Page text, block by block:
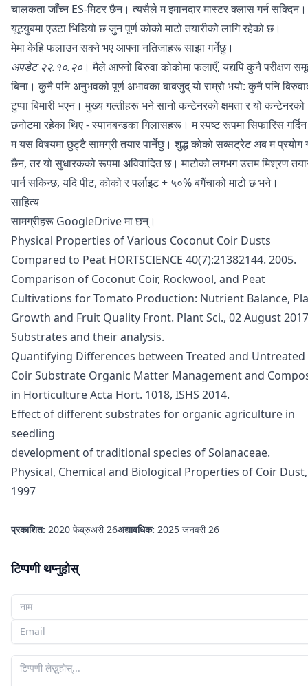
चालकता जाँच्न ES-मिटर छैन। त्यसैले म इमानदार मास्टर क्लास गर्न सक्दिन।
यूट्युबमा एउटा भिडियो छ जुन पूर्ण कोको माटो तयारीको लागि रहेको छ।
मेमा केहि फलाउन सक्ने भए आफ्ना नतिजाहरू साझा गर्नेछु।
अपडेट २२.१०.२० । मैले आफ्नो बिरुवा कोकोमा फलाएँ, यद्यपि कुनै परीक्षण
बिना। कुनै पनि अनुभवको पूर्ण अभावका बाबजुद् यो राम्रो भयो: कुनै पनि
टुप्पा बिमारी भएन। मुख्य गल्तीहरू भने सानो कन्टेनरको क्षमता र यो कन्टेनरको
छनोटमा रहेका थिए - स्पानबन्डका गिलासहरू। म स्पष्ट रूपमा सिफारिस
म यस विषयमा छुट्टै सामग्री तयार पार्नेछु। शुद्ध कोको सब्सट्रेट अब म प्रयोग
छैन, तर यो सुधारकको रूपमा अविवादित छ। माटोको लगभगउत्तम मिश्रण
पार्न सकिन्छ, यदि पीट, कोको र पर्लाइट + ५०% बगैंचाको माटो छ भने।
साहित्य
सामग्रीहरू GoogleDriveमा छन्।
Physical Properties of Various Coconut Coir Dusts
Compared to Peat HORTSCIENCE 40(7):21382144. 2005.
Comparison of Coconut Coir, Rockwool, and Peat
Cultivations for Tomato Production: Nutrient Balance,
Growth and Fruit Quality Front. Plant Sci., 02 August
Substrates and their analysis.
Quantifying Differences between Treated and Untreated
Coir Substrate Organic Matter Management and
in Horticulture Acta Hort. 1018, ISHS 2014.
Effect of different substrates for organic agriculture in
seedling
development of traditional species of Solanaceae.
Physical, Chemical and Biological Properties of Coir Dust,
1997
प्रकाशित: 2020 फेब्रुअरी 26अद्यावधिक: 2025 जनवरी 26
टिप्पणी थप्नुहोस्
तपाईँको नाम
तपाईँको इमेल
तपाईँको टिप्पणी